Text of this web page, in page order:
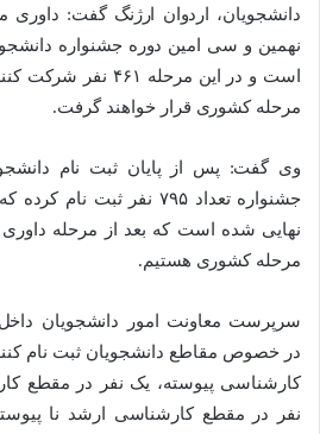
دانشجویان، اردوان ارژنگ گفت:
نهمین و سی امین دوره جشنواره
است و در این مرحله
مرحله کشوری قرار خواهند گرفت.
وی گفت: پس از پایان ثبت نام
نهایی شده است که بعد از مرحله
مرحله کشوری هستیم.
سرپرست معاونت امور دانشجویان